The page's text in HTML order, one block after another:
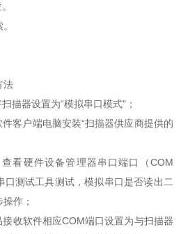
法
器设置为“模拟串口模式"；
户端电脑安装“扫描器供应商提供的
硬件设备管理器串口端口（COM
口测试工具测试，模拟串口是否读出二
作；
软件相应COM端口设置为与扫描器